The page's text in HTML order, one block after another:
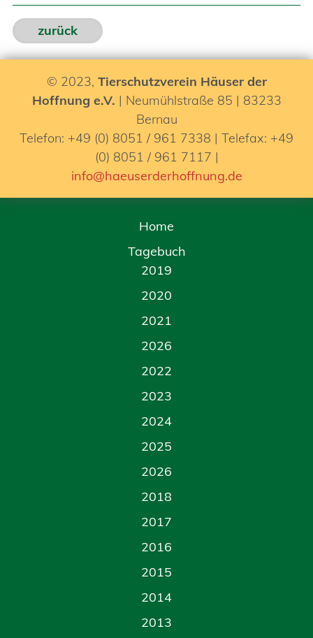
zurück
© 2023, Tierschutzverein Häuser der
Hoffnung e.V. | Neumühlstraße 85 | 83233
Bernau
Telefon: +49 (0) 8051 / 961 7338 | Telefax: +49
(0) 8051 / 961 7117 |
info@haeuserderhoffnung.de
Home
Tagebuch
2019
2020
2021
2026
2022
2023
2024
2025
2026
2018
2017
2016
2015
2014
2013